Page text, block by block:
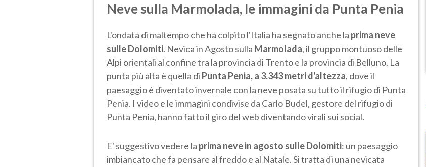
Neve sulla Marmolada, le immagini da Punta Penia
L'ondata di maltempo che ha colpito l'Italia ha segnato anche la prima neve
sulle Dolomiti. Nevica in Agosto sulla Marmolada, il gruppo montuoso delle
Alpi orientali al confine tra la provincia di Trento e la provincia di Belluno. La
punta più alta è quella di Punta Penia, a 3.343 metri d'altezza, dove il
paesaggio è diventato invernale con la neve posata su tutto il rifugio di Punta
Penia. I video e le immagini condivise da Carlo Budel, gestore del rifugio di
Punta Penia, hanno fatto il giro del web diventando virali sui social.
E' suggestivo vedere la prima neve in agosto sulle Dolomiti: un paesaggio
imbiancato che fa pensare al freddo e al Natale. Si tratta di una nevicata